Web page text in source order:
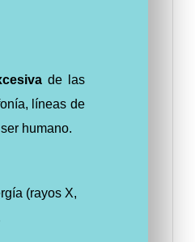
de las
líneas de
humano.
(rayos X,